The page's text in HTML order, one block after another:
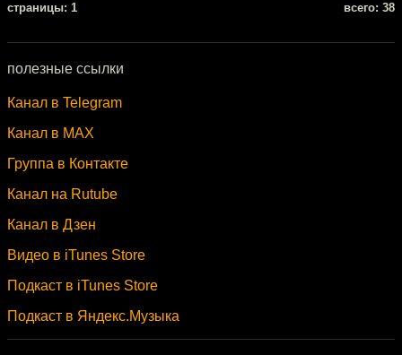
cтраницы: 1 всего: 38
полезные ссылки
Канал в Telegram
Канал в MAX
Группа в Контакте
Канал на Rutube
Канал в Дзен
Видео в iTunes Store
Подкаст в iTunes Store
Подкаст в Яндекс.Музыка